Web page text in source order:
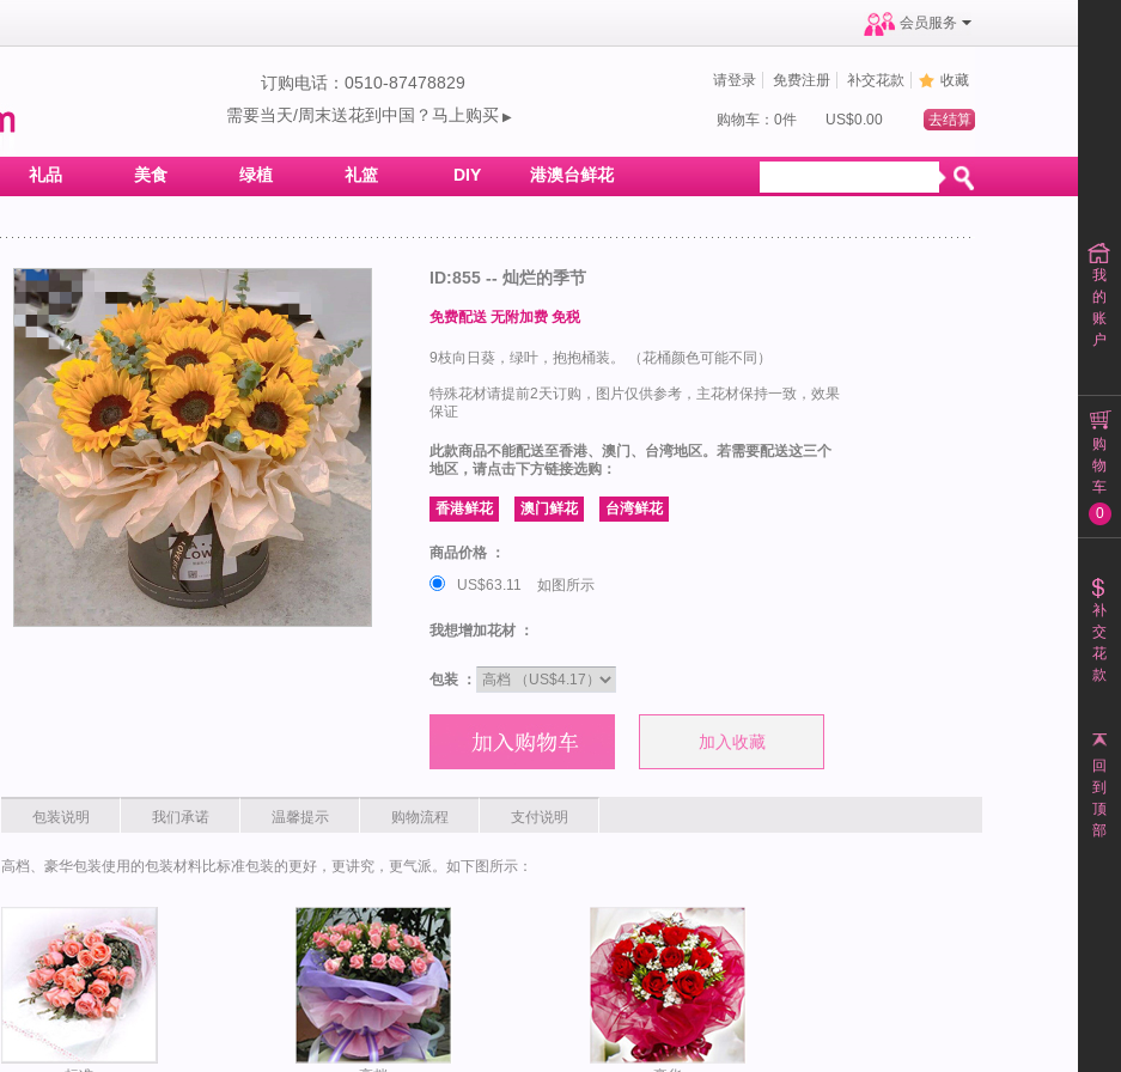
我
的
账
户
购
物
车
0
补
交
花
款
回
到
顶
部
会员服务
订购电话：0510-87478829
需要当天/周末送花到中国？马上购买 ▶
请登录 免费注册 补交花款 收藏
购物车：0件 US$0.00 去结算
礼品 美食 绿植 礼篮 DIY 港澳台鲜花
ID:855 -- 灿烂的季节
免费配送 无附加费 免税
9枝向日葵，绿叶，抱抱桶装。 （花桶颜色可能不同）
特殊花材请提前2天订购，图片仅供参考，主花材保持一致，效果
保证
此款商品不能配送至香港、澳门、台湾地区。若需要配送这三个
地区，请点击下方链接选购：
商品价格 ：
US$63.11
如图所示
我想增加花材 ：
包装 ：
包装说明 我们承诺 温馨提示 购物流程 支付说明
高档、豪华包装使用的包装材料比标准包装的更好，更讲究，更气派。如下图所示：